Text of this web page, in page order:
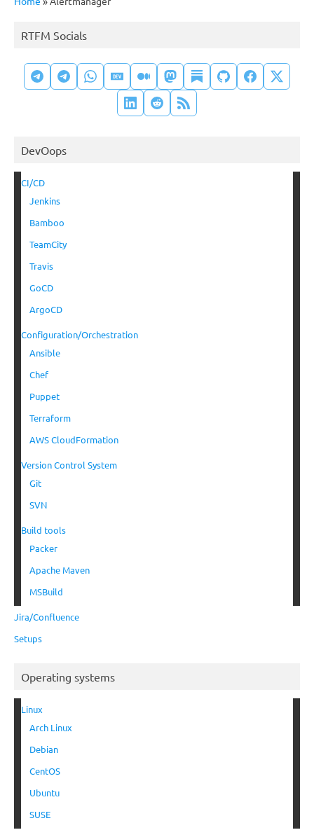
RTFM Socials
DevOops
CI/CD
Jenkins
Bamboo
TeamCity
Travis
GoCD
ArgoCD
Configuration/Orchestration
Ansible
Chef
Puppet
Terraform
AWS CloudFormation
Version Control System
Git
SVN
Build tools
Packer
Apache Maven
MSBuild
Jira/Confluence
Setups
Operating systems
Linux
Arch Linux
Debian
CentOS
Ubuntu
SUSE